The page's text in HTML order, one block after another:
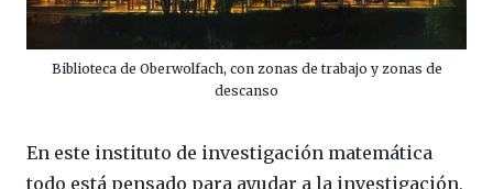
Biblioteca de Oberwolfach, con zonas de trabajo y zonas de
descanso
En este instituto de investigación matemática
todo está pensado para ayudar a la investigación,